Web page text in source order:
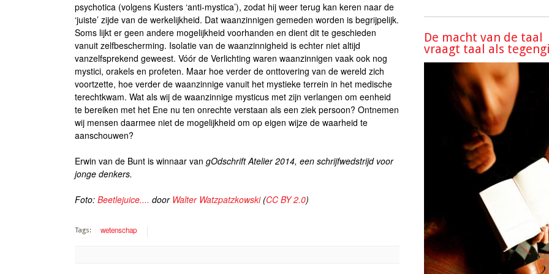
psychotica (volgens Kusters ‘anti-mystica’), zodat hij weer terug kan keren naar de
‘juiste’ zijde van de werkelijkheid. Dat waanzinnigen gemeden worden is begrijpelijk.
Soms lijkt er geen andere mogelijkheid voorhanden en dient dit te geschieden
vanuit zelfbescherming. Isolatie van de waanzinnigheid is echter niet altijd
vanzelfsprekend geweest. Vóór de Verlichting waren waanzinnigen vaak ook nog
mystici, orakels en profeten. Maar hoe verder de onttovering van de wereld zich
voortzette, hoe verder de waanzinnige vanuit het mystieke terrein in het medische
terechtkwam. Wat als wij de waanzinnige mysticus met zijn verlangen om eenheid
te bereiken met het Ene nu ten onrechte verstaan als een ziek persoon? Ontnemen
wij mensen daarmee niet de mogelijkheid om op eigen wijze de waarheid te
aanschouwen?
Erwin van de Bunt is winnaar van gOdschrift Atelier 2014, een schrijfwedstrijd voor
jonge denkers.
Foto: Beetlejuice.... door Walter Watzpatzkowski (CC BY 2.0)
Tags: wetenschap
De macht van de taal
vraagt taal als